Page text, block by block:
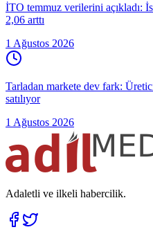
İTO temmuz verilerini açıkladı:
2,06 arttı
1 Ağustos 2026
Tarladan markete dev fark:
satılıyor
1 Ağustos 2026
Adaletli ve ilkeli habercilik.